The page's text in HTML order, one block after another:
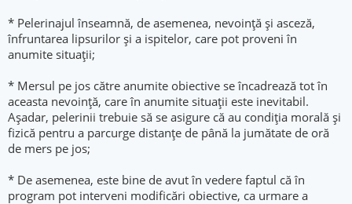
* Pelerinajul înseamnă, de asemenea, nevoință și asceză,
înfruntarea lipsurilor și a ispitelor, care pot proveni în
anumite situații;
* Mersul pe jos către anumite obiective se încadrează tot în
aceasta nevoință, care în anumite situații este inevitabil.
Așadar, pelerinii trebuie să se asigure că au condiția morală și
fizică pentru a parcurge distanţe de până la jumătate de oră
de mers pe jos;
* De asemenea, este bine de avut în vedere faptul că în
program pot interveni modificări obiective, ca urmare a